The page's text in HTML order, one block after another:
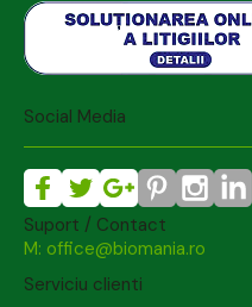
Social Media
Suport / Contact
M: office@biomania.ro
Serviciu clienti